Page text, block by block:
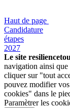
Haut de page
Candidature
étapes
2027
Le site
navigation ainsi que
cliquer sur "tout
pouvez modifier
cookies" dans le
Paramètrer les